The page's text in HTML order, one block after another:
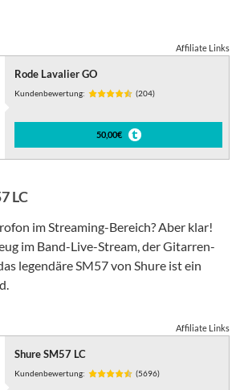
Affiliate Links
Rode Lavalier GO
Kundenbewertung: (204)
50,00€
LC
im Streaming-Bereich? Aber klar!
im Band-Live-Stream, der Gitarren-
legendäre SM57 von Shure ist ein
Affiliate Links
Shure SM57 LC
Kundenbewertung: (5696)